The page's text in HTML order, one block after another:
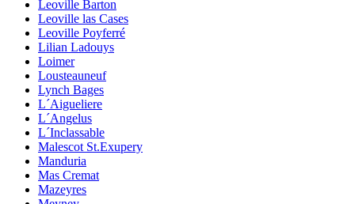
Leoville Barton
Leoville las Cases
Leoville Poyferré
Lilian Ladouys
Loimer
Lousteauneuf
Lynch Bages
L´Aigueliere
L´Angelus
L´Inclassable
Malescot St.Exupery
Manduria
Mas Cremat
Mazeyres